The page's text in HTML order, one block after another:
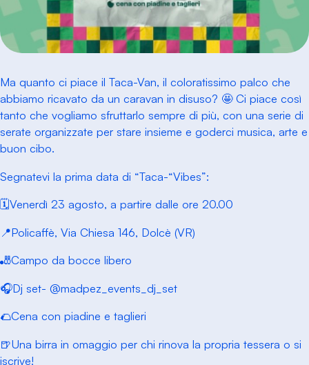
Ma quanto ci piace il Taca-Van, il coloratissimo palco che
abbiamo ricavato da un caravan in disuso? 🤩 Ci piace così
tanto che vogliamo sfruttarlo sempre di più, con una serie di
serate organizzate per stare insieme e goderci musica, arte e
buon cibo.
Segnatevi la prima data di “Taca-“Vibes”:
🗓️Venerdì 23 agosto, a partire dalle ore 20.00
📍Policaffè, Via Chiesa 146, Dolcè (VR)
🎳Campo da bocce libero
🎧Dj set- @madpez_events_dj_set
🌮Cena con piadine e taglieri
🍺Una birra in omaggio per chi rinova la propria tessera o si
iscrive!